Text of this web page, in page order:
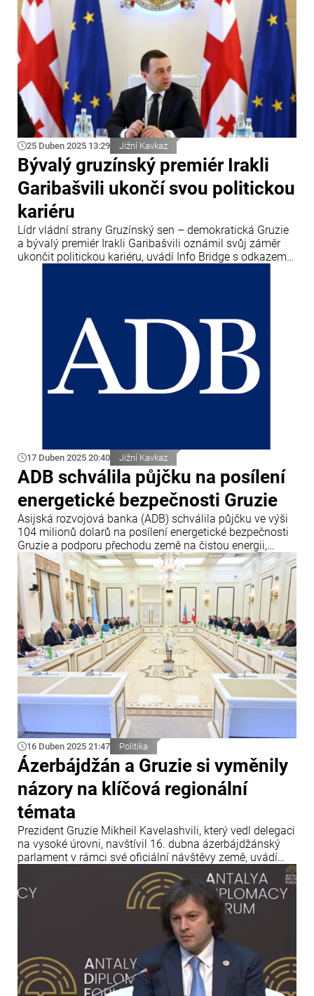
25 Duben 2025 13:29 Jižní Kavkaz
Bývalý gruzínský premiér Irakli
Garibašvili ukončí svou politickou
kariéru
Lídr vládní strany Gruzínský sen – demokratická Gruzie
a bývalý premiér Irakli Garibašvili oznámil svůj záměr
ukončit politickou kariéru, uvádí Info Bridge s odkazem
17 Duben 2025 20:40 Jižní Kavkaz
ADB schválila půjčku na posílení
energetické bezpečnosti Gruzie
Asijská rozvojová banka (ADB) schválila půjčku ve výši
104 milionů dolarů na posílení energetické bezpečnosti
Gruzie a podporu přechodu země na čistou energii,
uvádí Info Bridge s odkazem na Trend.
16 Duben 2025 21:47 Politika
Ázerbájdžán a Gruzie si vyměnily
názory na klíčová regionální
témata
Prezident Gruzie Mikheil Kavelashvili, který vedl delegaci
na vysoké úrovni, navštívil 16. dubna ázerbájdžánský
parlament v rámci své oficiální návštěvy země, uvádí
Info Bridge s odkazem na Trend.